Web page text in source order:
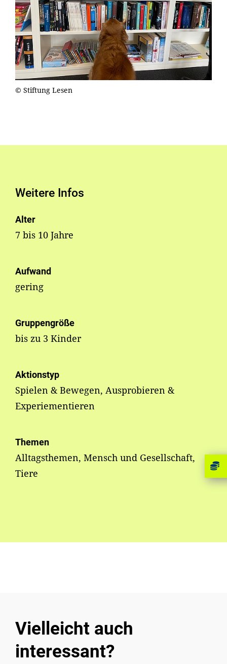
© Stiftung Lesen
Weitere Infos
Alter
7 bis 10 Jahre
Aufwand
gering
Gruppengröße
bis zu 3 Kinder
Aktionstyp
Spielen & Bewegen, Ausprobieren &
Experiementieren
Themen
Alltagsthemen, Mensch und Gesellschaft,
Tiere
Vielleicht auch
interessant?